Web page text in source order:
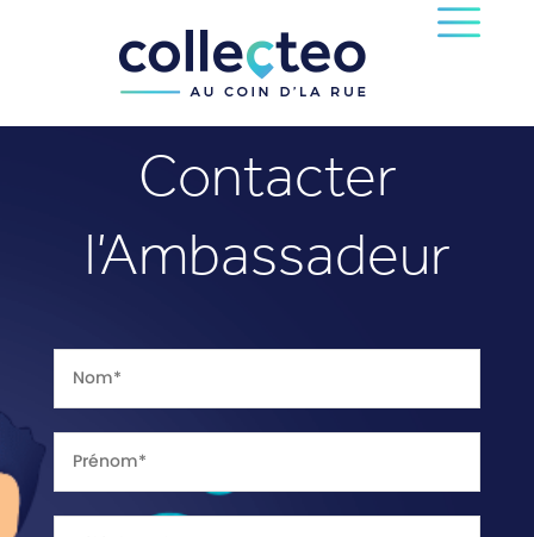
Contacter
l’Ambassadeur